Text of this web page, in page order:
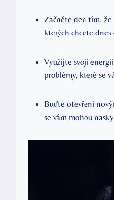
Začněte den tím, že
kterých chcete dnes
Využijte svoji
problémy, které se
Buďte otevření
se vám mohou